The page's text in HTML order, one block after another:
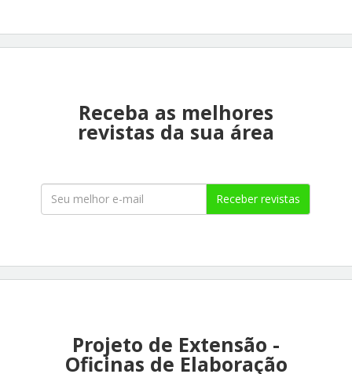
Receba as melhores
revistas da sua área
Receber revistas
Projeto de Extensão -
Oficinas de Elaboração